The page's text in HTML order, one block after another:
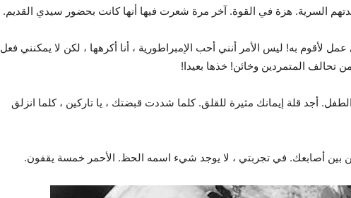
السرية. هزة في القوة. آخر مرة شعرت فيها أنها كانت بحضور سيدي القديم.
لأقوم به! ليس الأمر أنني أحب الإمبراطورية ، أنا أكرهها ، لكن لا يمكنني فعل
المتمردين وخائن! خذها بعيدا!
أجد قلة إيمانك مثيرة للقلق. كلما شددت قبضتك ، يا تاركين ، كلما انزلق
بين أصابعك. في تجربتي ، لا يوجد شيء اسمه الحظ. الأحمر خمسة يقفون.